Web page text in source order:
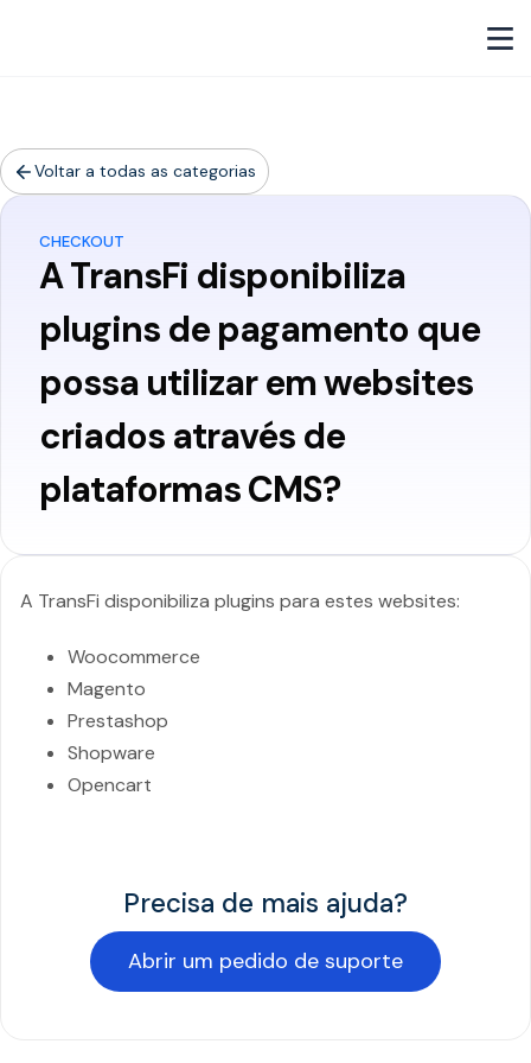
Voltar a todas as categorias
CHECKOUT
A TransFi disponibiliza
plugins de pagamento que
possa utilizar em websites
criados através de
plataformas CMS?
A TransFi disponibiliza plugins para estes websites:
Woocommerce
Magento
Prestashop
Shopware
Opencart
Precisa de mais ajuda?
Abrir um pedido de suporte